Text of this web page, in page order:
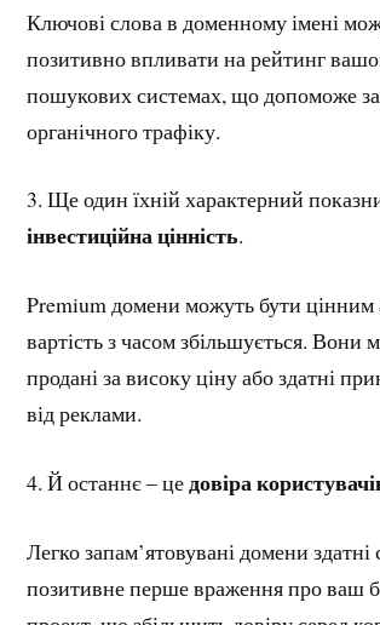
Ключові слова в доменному імені
позитивно впливати на рейтинг
пошукових системах, що допоможе
органічного трафіку.
3. Ще один їхній характерний
інвестиційна цінність.
Premium домени можуть бути цінним
вартість з часом збільшується. Вони
продані за високу ціну або здатні
від реклами.
4. Й останнє – цедовіра
Легко запам’ятовувані домени здатні
позитивне перше враження про ваш